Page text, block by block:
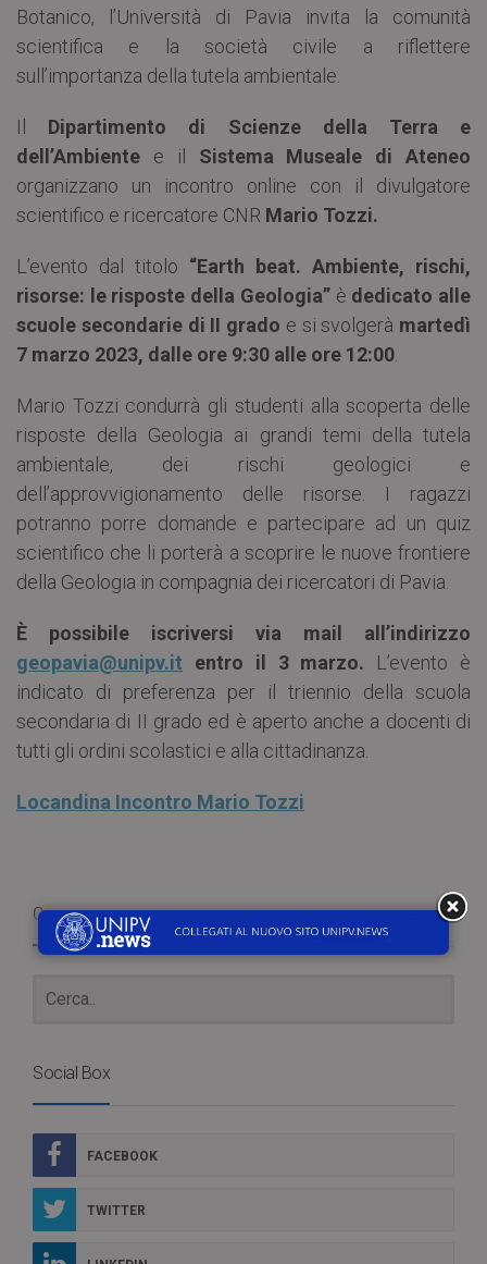
Botanico, l’Università di Pavia invita la comunità
scientifica e la società civile a riflettere
sull’importanza della tutela ambientale.
Il Dipartimento di Scienze della Terra e
dell’Ambiente e il Sistema Museale di Ateneo
organizzano un incontro online con il divulgatore
scientifico e ricercatore CNR Mario Tozzi.
L’evento dal titolo “Earth beat. Ambiente, rischi,
risorse: le risposte della Geologia” è dedicato alle
scuole secondarie di II grado e si svolgerà martedì
7 marzo 2023, dalle ore 9:30 alle ore 12:00
Mario Tozzi condurrà gli studenti alla scoperta delle
risposte della Geologia ai grandi temi della tutela
ambientale, dei rischi geologici e
dell’approvvigionamento delle risorse. I ragazzi
potranno porre domande e partecipare ad un quiz
scientifico che li porterà a scoprire le nuove frontiere
della Geologia in compagnia dei ricercatori di Pavia.
È possibile iscriversi via mail all’indirizzo
geopavia@unipv.it entro il 3 marzo. L’evento è
indicato di preferenza per il triennio della scuola
secondaria di II grado ed è aperto anche a docenti di
tutti gli ordini scolastici e alla cittadinanza.
Locandina Incontro Mario Tozzi
Cerca
Social Box
FACEBOOK
TWITTER